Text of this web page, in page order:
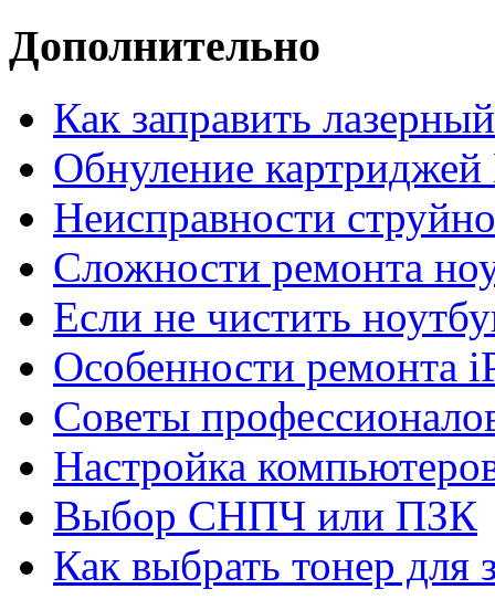
Дополнительно
Как заправить
Обнуление
Неисправности
Сложности ремонта
Если не чистить
Особенности ремонта
Советы
Настройка
Выбор СНПЧ или ПЗК
Как выбрать тонер для